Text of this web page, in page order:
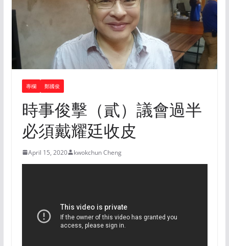
專欄 鄭國俊
時事俊擊（貳）議會過半
必須戴耀廷收皮
April 15, 2020 kwokchun Cheng